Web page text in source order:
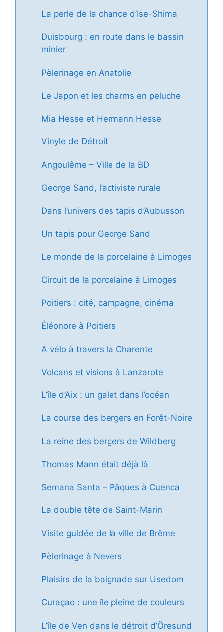
La perle de la chance d’Ise-Shima
Duisbourg : en route dans le bassin
minier
Pèlerinage en Anatolie
Le Japon et les charms en peluche
Mia Hesse et Hermann Hesse
Vinyle de Détroit
Angoulême – Ville de la BD
George Sand, l’activiste rurale
Dans l’univers des tapis d’Aubusson
Un tapis pour George Sand
Le monde de la porcelaine à Limoges
Circuit de la porcelaine à Limoges
Poitiers : cité, campagne, cinéma
Éléonore à Poitiers
A vélo à travers la Charente
Volcans et visions à Lanzarote
L’île d’Aix : un galet dans l’océan
La course des bergers en Forêt-Noire
La reine des bergers de Wildberg
Thomas Mann était déjà là
Semana Santa – Pâques à Cuenca
La double tête de Saint-Marin
Visite guidée de la ville de Brême
Pèlerinage à Nevers
Plaisirs de la baignade sur Usedom
Curaçao : une île pleine de couleurs
L’île de Ven dans le détroit d’Öresund